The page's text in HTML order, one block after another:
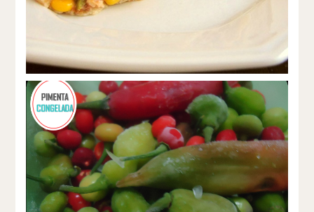
Dica - Como conservar pimenta verde
por vários meses